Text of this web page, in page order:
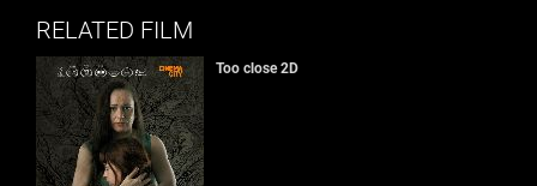
RELATED FILM
Too close 2D